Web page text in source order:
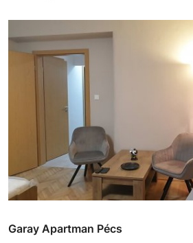
Garay Apartman Pécs